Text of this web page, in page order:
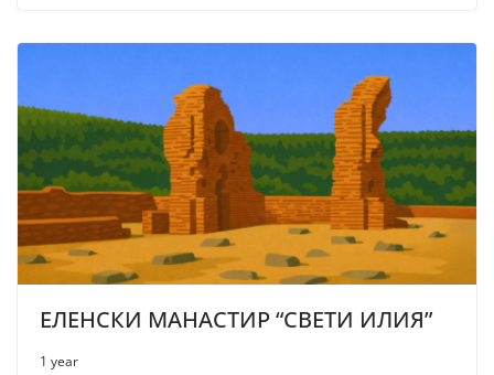
ЕЛЕНСКИ МАНАСТИР “СВЕТИ ИЛИЯ”
1 year